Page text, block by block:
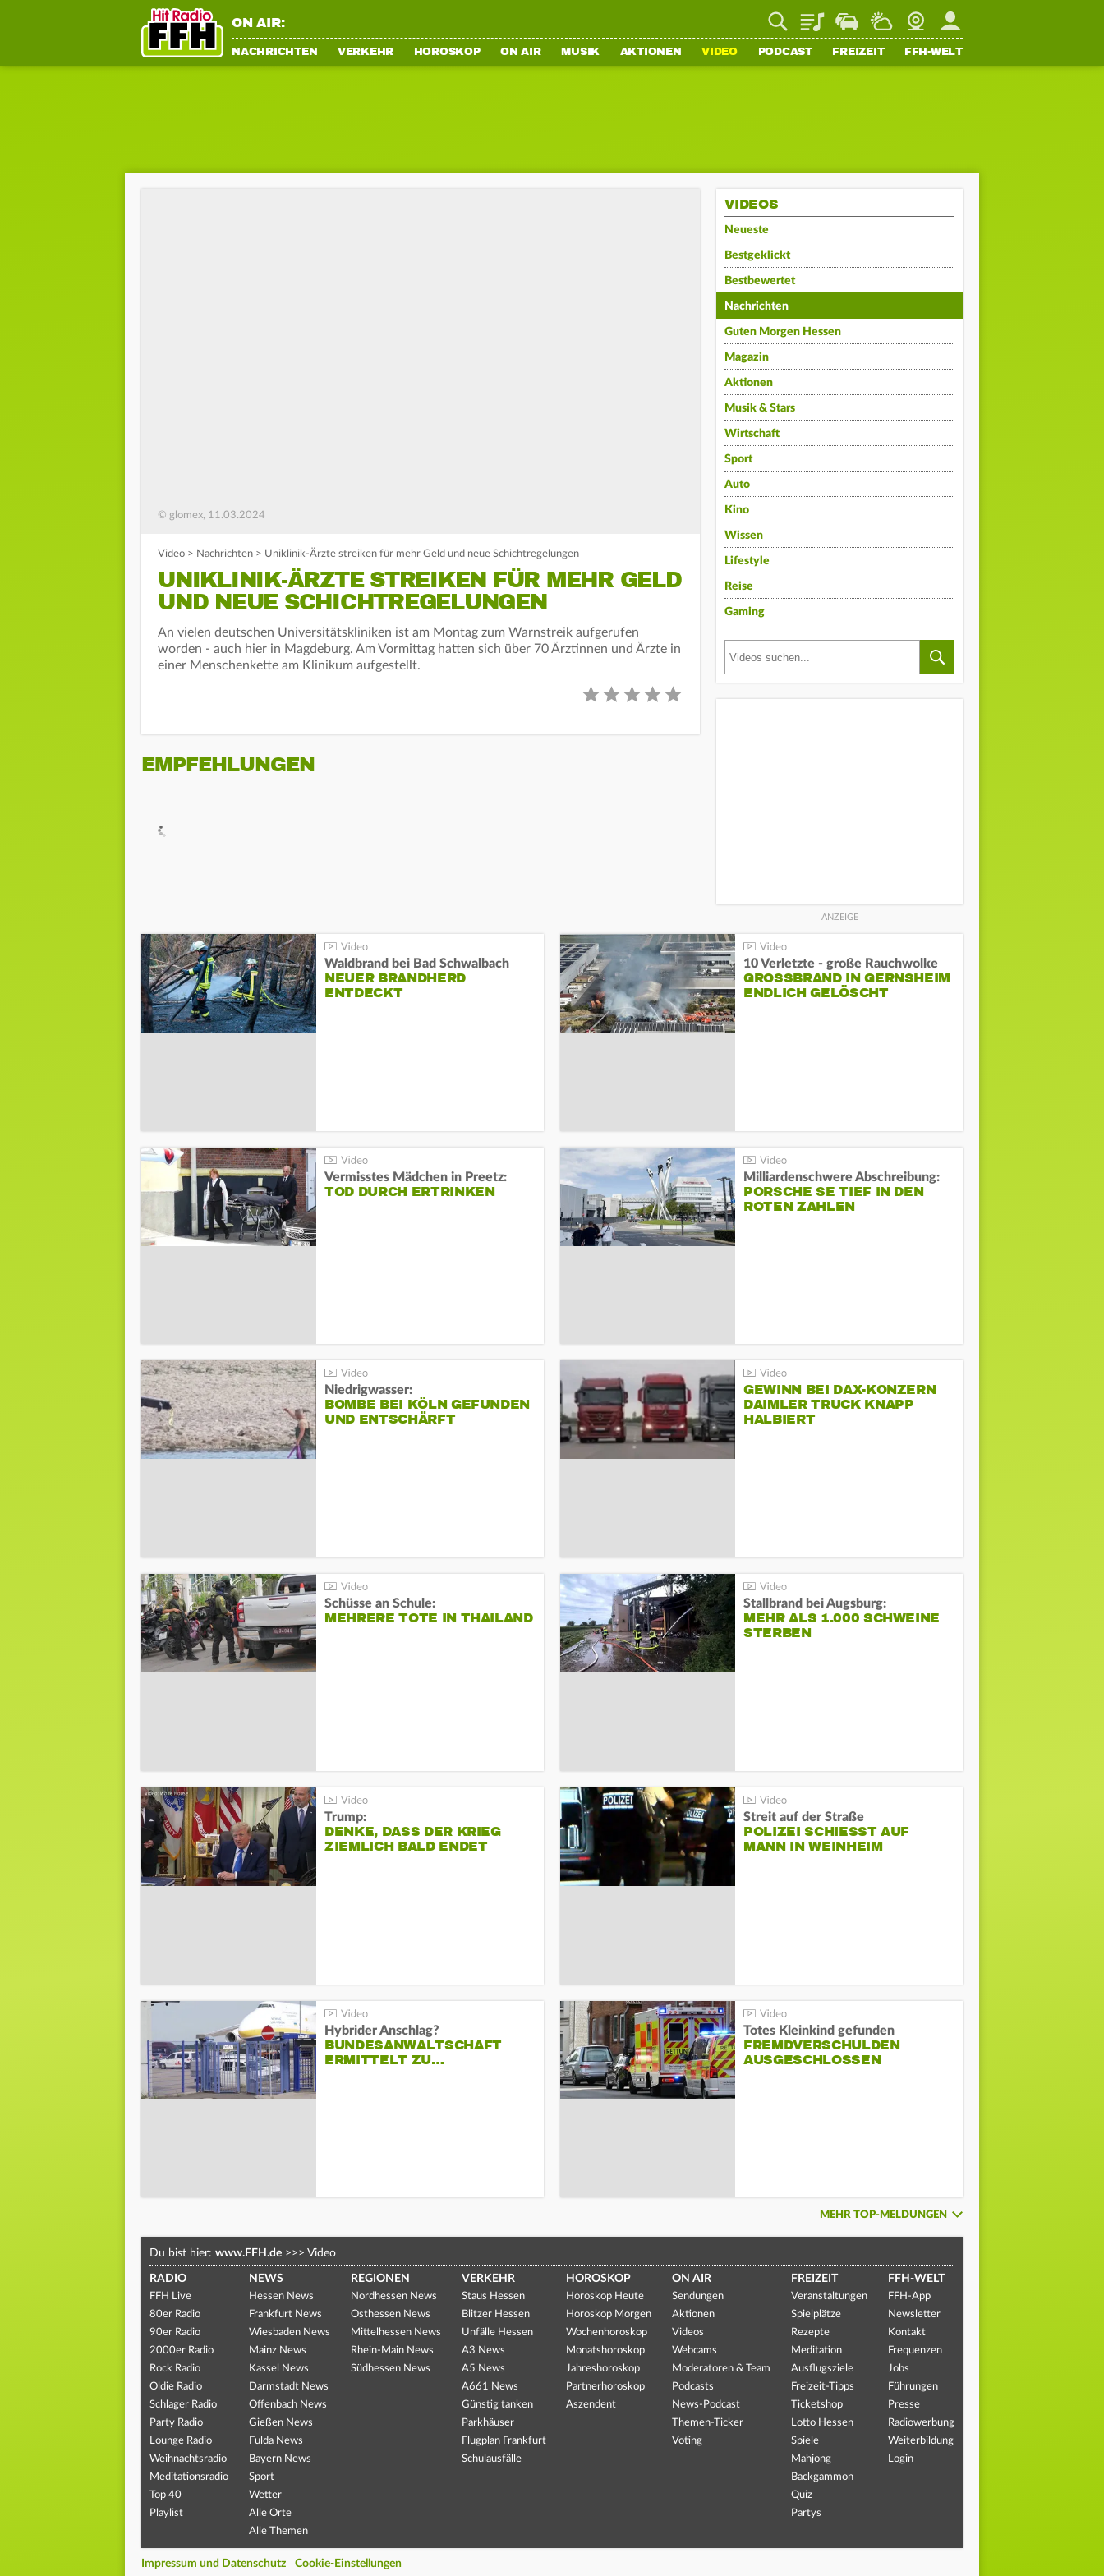
ON AIR: PlaylistStaupilotWetterWebcamMein FFH
NACHRICHTEN VERKEHR HOROSKOP ON AIR MUSIK AKTIONEN VIDEO PODCAST FREIZEIT FFH-WELT
© glomex, 11.03.2024
Video > Nachrichten > Uniklinik-Ärzte streiken für mehr Geld und neue Schichtregelungen
UNIKLINIK-ÄRZTE STREIKEN FÜR MEHR GELD
UND NEUE SCHICHTREGELUNGEN
An vielen deutschen Universitätskliniken ist am Montag zum Warnstreik aufgerufen
worden - auch hier in Magdeburg. Am Vormittag hatten sich über 70 Ärztinnen und Ärzte in
einer Menschenkette am Klinikum aufgestellt.
EMPFEHLUNGEN
VIDEOS
Neueste
Bestgeklickt
Bestbewertet
Nachrichten
Guten Morgen Hessen
Magazin
Aktionen
Musik & Stars
Wirtschaft
Sport
Auto
Kino
Wissen
Lifestyle
Reise
Gaming
Waldbrand bei Bad Schwalbach
NEUER BRANDHERD
ENTDECKT
10 Verletzte - große Rauchwolke
GROSSBRAND IN GERNSHEIM E
NDLICH GELÖSCHT
Vermisstes Mädchen in Preetz:
TOD DURCH ERTRINKEN
Milliardenschwere Abschreibung:
PORSCHE SE TIEF IN DEN
ROTEN ZAHLEN
Niedrigwasser:
BOMBE BEI KÖLN GEFUNDEN
UND ENTSCHÄRFT
GEWINN BEI DAX-KONZERN
DAIMLER TRUCK KNAPP
HALBIERT
Schüsse an Schule:
MEHRERE TOTE IN THAILAND
Stallbrand bei Augsburg:
MEHR ALS 1.000 SCHWEINE
STERBEN
Trump:
DENKE, DASS DER KRIEG
ZIEMLICH BALD ENDET
Streit auf der Straße
POLIZEI SCHIESST AUF M
ANN IN WEINHEIM
Hybrider Anschlag?
BUNDESANWALTSCHAFT
ERMITTELT ZU…
Totes Kleinkind gefunden
FREMDVERSCHULDEN
AUSGESCHLOSSEN
MEHR TOP-MELDUNGEN
Du bist hier: www.FFH.de >>> Video
RADIO
FFH Live
80er Radio
90er Radio
2000er Radio
Rock Radio
Oldie Radio
Schlager Radio
Party Radio
Lounge Radio
Weihnachtsradio
Meditationsradio
Top 40
Playlist
NEWS
Hessen News
Frankfurt News
Wiesbaden News
Mainz News
Kassel News
Darmstadt News
Offenbach News
Gießen News
Fulda News
Bayern News
Sport
Wetter
Alle Orte
Alle Themen
REGIONEN
Nordhessen News
Osthessen News
Mittelhessen News
Rhein-Main News
Südhessen News
VERKEHR
Staus Hessen
Blitzer Hessen
Unfälle Hessen
A3 News
A5 News
A661 News
Günstig tanken
Parkhäuser
Flugplan Frankfurt
Schulausfälle
HOROSKOP
Horoskop Heute
Horoskop Morgen
Wochenhoroskop
Monatshoroskop
Jahreshoroskop
Partnerhoroskop
Aszendent
ON AIR
Sendungen
Aktionen
Videos
Webcams
Moderatoren & Team
Podcasts
News-Podcast
Themen-Ticker
Voting
FREIZEIT
Veranstaltungen
Spielplätze
Rezepte
Meditation
Ausflugsziele
Freizeit-Tipps
Ticketshop
Lotto Hessen
Spiele
Mahjong
Backgammon
Quiz
Partys
FFH-WELT
FFH-App
Newsletter
Kontakt
Frequenzen
Jobs
Führungen
Presse
Radiowerbung
Weiterbildung
Login
Impressum und Datenschutz Cookie-Einstellungen